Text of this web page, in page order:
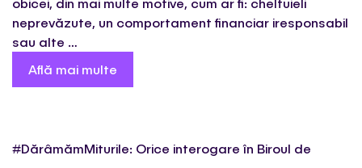
neprevăzute, un comportament financiar iresponsabil
sau alte …
Află mai multe
#DărâmămMiturile: Orice interogare în Biroul de